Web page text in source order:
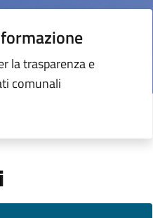
la trasparenza e
comunali